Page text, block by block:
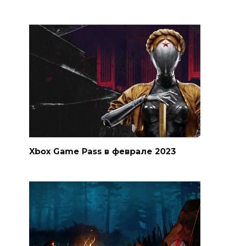
Xbox Game Pass в феврале 2023